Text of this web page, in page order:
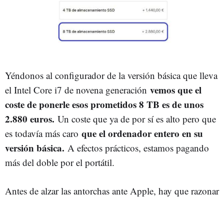
Yéndonos al configurador de la versión básica que lleva
el Intel Core i7 de novena generación vemos que el
coste de ponerle esos prometidos 8 TB es de unos
2.880 euros. Un coste que ya de por sí es alto pero que
es todavía más caro que el ordenador entero en su
versión básica. A efectos prácticos, estamos pagando
más del doble por el portátil.
Antes de alzar las antorchas ante Apple, hay que razonar